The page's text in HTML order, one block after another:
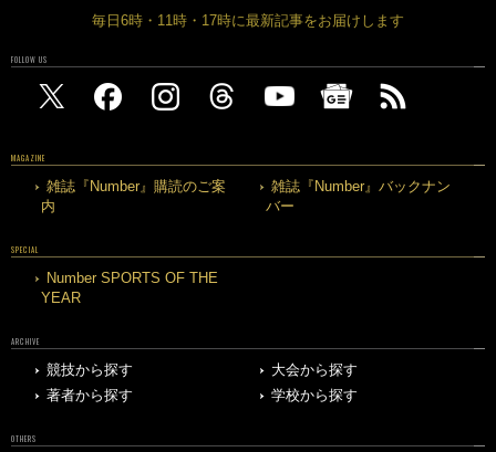
毎日6時・11時・17時に最新記事をお届けします
FOLLOW US
MAGAZINE
雑誌『Number』購読のご案
内
雑誌『Number』バックナン
バー
SPECIAL
Number SPORTS OF THE
YEAR
ARCHIVE
競技から探す
大会から探す
著者から探す
学校から探す
OTHERS